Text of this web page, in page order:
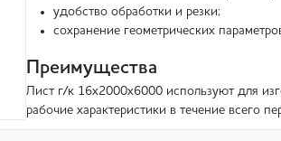
удобство обработки и резки;
сохранение геометрических
Преимущества
Лист г/к 16х2000х6000 используют для
рабочие характеристики в течение всего